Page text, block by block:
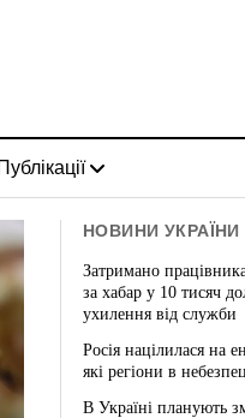
Публікації
НОВИНИ УКРАЇНИ
Затримано
за хабар у 10 тисяч
ухилення від служби
Росія націлилася на
які регіони в
В Україні планують